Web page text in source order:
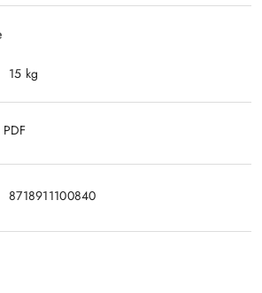
15 kg
8718911100840